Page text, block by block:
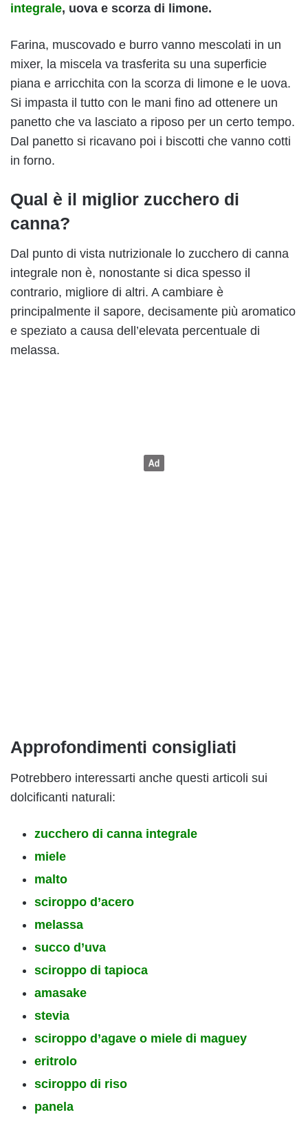
integrale, uova e scorza di limone.
Farina, muscovado e burro vanno mescolati in un
mixer, la miscela va trasferita su una superficie
piana e arricchita con la scorza di limone e le uova.
Si impasta il tutto con le mani fino ad ottenere un
panetto che va lasciato a riposo per un certo tempo.
Dal panetto si ricavano poi i biscotti che vanno cotti
in forno.
Qual è il miglior zucchero di
canna?
Dal punto di vista nutrizionale lo zucchero di canna
integrale non è, nonostante si dica spesso il
contrario, migliore di altri. A cambiare è
principalmente il sapore, decisamente più aromatico
e speziato a causa dell’elevata percentuale di
melassa.
Approfondimenti consigliati
Potrebbero interessarti anche questi articoli sui
dolcificanti naturali:
zucchero di canna integrale
miele
malto
sciroppo d’acero
melassa
succo d’uva
sciroppo di tapioca
amasake
stevia
sciroppo d’agave o miele di maguey
eritrolo
sciroppo di riso
panela